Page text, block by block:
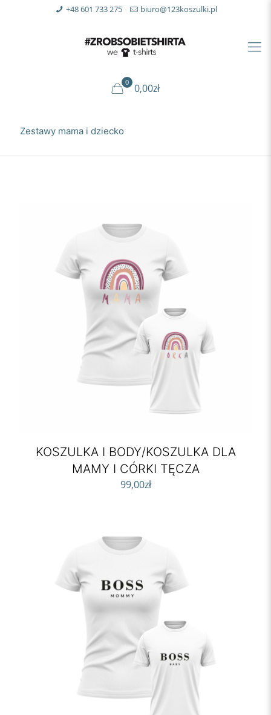
+48 601 733 275 biuro@123koszulki.pl
0 0,00zł
Zestawy mama i dziecko
KOSZULKA I BODY/KOSZULKA DLA
MAMY I CÓRKI TĘCZA
99,00zł